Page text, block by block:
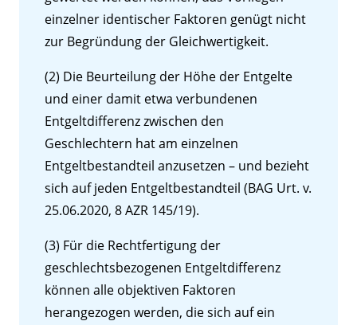
einzelner identischer Faktoren genügt nicht
zur Begründung der Gleichwertigkeit.
(2) Die Beurteilung der Höhe der Entgelte
und einer damit etwa verbundenen
Entgeltdifferenz zwischen den
Geschlechtern hat am einzelnen
Entgeltbestandteil anzusetzen – und bezieht
sich auf jeden Entgeltbestandteil (BAG Urt. v.
25.06.2020, 8 AZR 145/19).
(3) Für die Rechtfertigung der
geschlechtsbezogenen Entgeltdifferenz
können alle objektiven Faktoren
herangezogen werden, die sich auf ein